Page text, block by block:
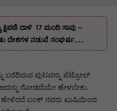
ಕ್ಷಿಪಣಿ ದಾಳಿ 17 ಮಂದಿ ಸಾವು –
ದೇಶಗಳ ನಡುವೆ ಸಂಘರ್ಷ…..
ಬರೆದಿರುವ ಪುಟವನ್ನು ಪೆಟ್ರೋಲ್
ನೋಡದೆಯೇ ಹೇಳಬೇಕು.
ಹೇಳಿದರೆ ಬಂಕ್ ನವರು ಖುಷಿಯಿಂದ